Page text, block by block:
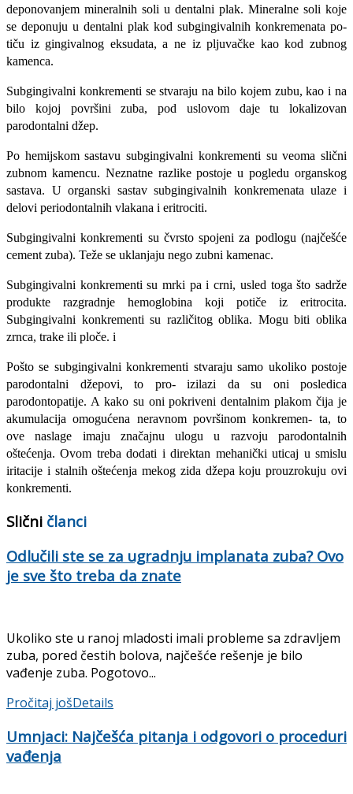
deponovanjem mineralnih soli u dentalni plak. Mineralne soli koje
se deponuju u dentalni plak kod subgingivalnih konkremenata po­
tiču iz gingivalnog eksudata, a ne iz pljuvačke kao kod zubnog
kamenca.
Subgingivalni konkrementi se stvaraju na bilo kojem zubu, kao i na
bilo kojoj površini zuba, pod uslovom daje tu lokalizovan
parodontalni džep.
Po hemijskom sastavu subgingivalni konkre­menti su veoma slični
zubnom kamencu. Neznatne razlike postoje u pogledu organskog
sastava. U or­ganski sastav subgingivalnih konkremenata ulaze i
delovi periodontalnih vlakana i eritrociti.
Subgingivalni konkrementi su čvrsto spojeni za podlogu (najčešće
cement zuba). Teže se ukla­njaju nego zubni kamenac.
Subgingivalni konkrementi su mrki pa i crni, usled toga što sadrže
produkte razgradnje hemoglo­bina koji potiče iz eritrocita.
Subgingivalni konkre­menti su različitog oblika. Mogu biti oblika
zrnca, trake ili ploče. i
Pošto se subgingivalni konkrementi stvaraju samo ukoliko postoje
parodontalni džepovi, to pro- izilazi da su oni posledica
parodontopatije. A kako su oni pokriveni dentalnim plakom čija je
akumula­cija omogućena neravnom površinom konkremen- ta, to
ove naslage imaju značajnu ulogu u razvoju parodontalnih
oštećenja. Ovom treba dodati i direk­tan mehanički uticaj u smislu
iritacije i stalnih ošte­ćenja mekog zida džepa koju prouzrokuju ovi
kon­krementi.
Slični članci
Odlučili ste se za ugradnju implanata zuba? Ovo
je sve što treba da znate
Ukoliko ste u ranoj mladosti imali probleme sa zdravljem
zuba, pored čestih bolova, najčešće rešenje je bilo
vađenje zuba. Pogotovo...
Pročitaj jošDetails
Umnjaci: Najčešća pitanja i odgovori o proceduri
vađenja